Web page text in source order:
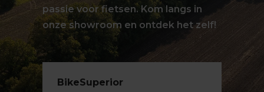
passie voor fietsen. Kom langs in
onze showroom en ontdek het zelf!
BikeSuperior